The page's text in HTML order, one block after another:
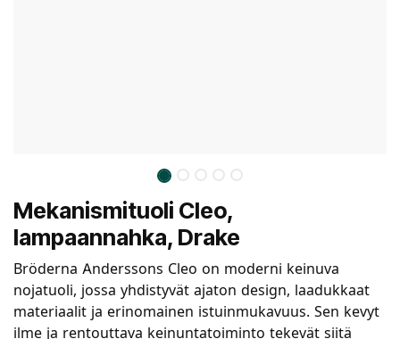
Mekanismituoli Cleo,
lampaannahka, Drake
Bröderna Anderssons Cleo on moderni keinuva
nojatuoli, jossa yhdistyvät ajaton design, laadukkaat
materiaalit ja erinomainen istuinmukavuus. Sen kevyt
ilme ja rentouttava keinuntatoiminto tekevät siitä